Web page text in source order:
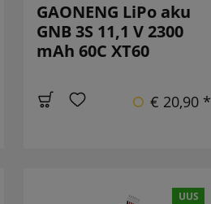
GAONENG LiPo aku
GNB 3S 11,1 V 2300
mAh 60C XT60
€ 20,90 *
UUS